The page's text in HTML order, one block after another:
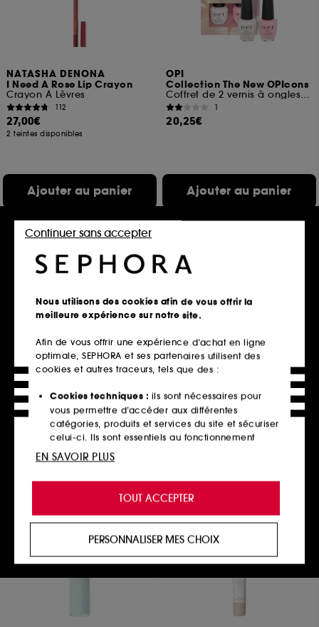
NATASHA DENONA
I Need A Rose Lip Crayon
Crayon À Lèvres
112
27,00€
2 teintes disponibles
Ajouter au panier
OPI
Collection The New OPIcons
Coffret de 2 vernis à ongles tenue jusqu'à 7 jours
1
20,25€
Ajouter au panier
KOSAS
Brush
8
24,00€
FRESH
Sugar Tinted Lip Treatment
Baume à lèvres hydratant teinté
401
24,00€
12 teintes disponibles
Nous utilisons des cookies afin de vous offrir la
meilleure expérience sur notre site.
Afin de vous offrir une expérience d’achat en ligne
optimale, SEPHORA et ses partenaires utilisent des
cookies et autres traceurs, tels que des :
Cookies techniques : ils sont nécessaires pour
vous permettre d’accéder aux différentes
catégories, produits et services du site et sécuriser
celui-ci. Ils sont essentiels au fonctionnement
technique du site et ne peuvent être désactivés.
de vous offrir une expérience enrichie et
personnalisée en vous recommandant des
produits, des services et des contenus qui
proposer des offres promotionnelles adaptées à
votre profil.
de vous plaire via des publicités, y compris sur des
TOUT ACCEPTER
Continuer sans accepter
PERSONNALISER MES CHOIX
EN SAVOIR PLUS